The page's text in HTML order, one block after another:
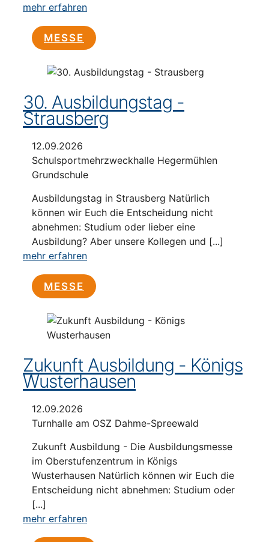
mehr erfahren
MESSE
30. Ausbildungstag -
Strausberg
12.09.2026
Schulsportmehrzweckhalle Hegermühlen
Grundschule
Ausbildungstag in Strausberg Natürlich
können wir Euch die Entscheidung nicht
abnehmen: Studium oder lieber eine
Ausbildung? Aber unsere Kollegen und [...]
mehr erfahren
MESSE
Zukunft Ausbildung - Königs
Wusterhausen
12.09.2026
Turnhalle am OSZ Dahme-Spreewald
Zukunft Ausbildung - Die Ausbildungsmesse
im Oberstufenzentrum in Königs
Wusterhausen Natürlich können wir Euch die
Entscheidung nicht abnehmen: Studium oder
[...]
mehr erfahren